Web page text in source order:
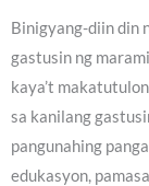
Binigyang-diin din
gastusin ng
kaya’t
sa kanilang
pangunahing
edukasyon,